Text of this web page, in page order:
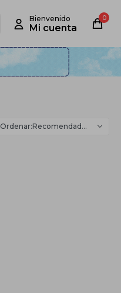
0
Recomendados